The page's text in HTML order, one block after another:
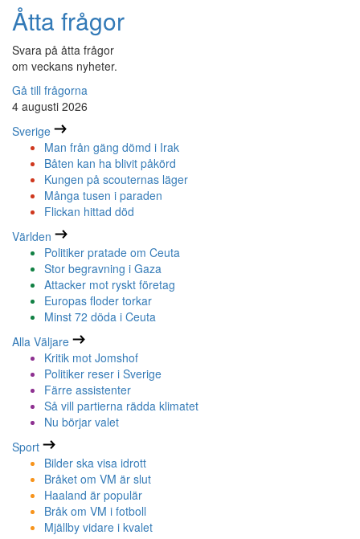
Åtta frågor
Svara på åtta frågor
om veckans nyheter.
Gå till frågorna
4 augusti 2026
Sverige
Man från gäng dömd i Irak
Båten kan ha blivit påkörd
Kungen på scouternas läger
Många tusen i paraden
Flickan hittad död
Världen
Politiker pratade om Ceuta
Stor begravning i Gaza
Attacker mot ryskt företag
Europas floder torkar
Minst 72 döda i Ceuta
Alla Väljare
Kritik mot Jomshof
Politiker reser i Sverige
Färre assistenter
Så vill partierna rädda klimatet
Nu börjar valet
Sport
Bilder ska visa idrott
Bråket om VM är slut
Haaland är populär
Bråk om VM i fotboll
Mjällby vidare i kvalet